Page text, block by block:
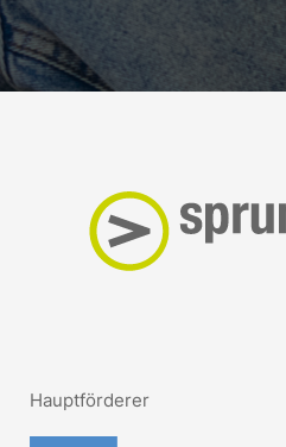
Hauptförderer